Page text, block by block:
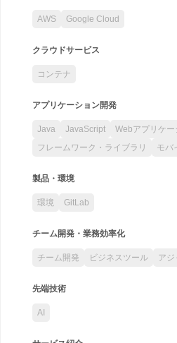
AWS Google Cloud
クラウドサービス
コンテナ
アプリケーション開発
Java JavaScript
Webアプリケー
フレームワーク・ライブラリ
モバ
製品・環境
環境 GitLab
チーム開発・業務効率化
チーム開発 ビジネスツール アジ
先端技術
AI